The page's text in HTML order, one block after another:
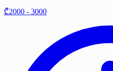
₾2000 - 3000